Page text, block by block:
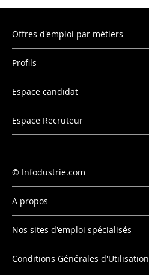
Offres d'emploi par métiers
Profils
Espace candidat
Espace Recruteur
Infodustrie.com
A propos
Nos sites d'emploi spécialisés
Conditions Générales d'Utilisation